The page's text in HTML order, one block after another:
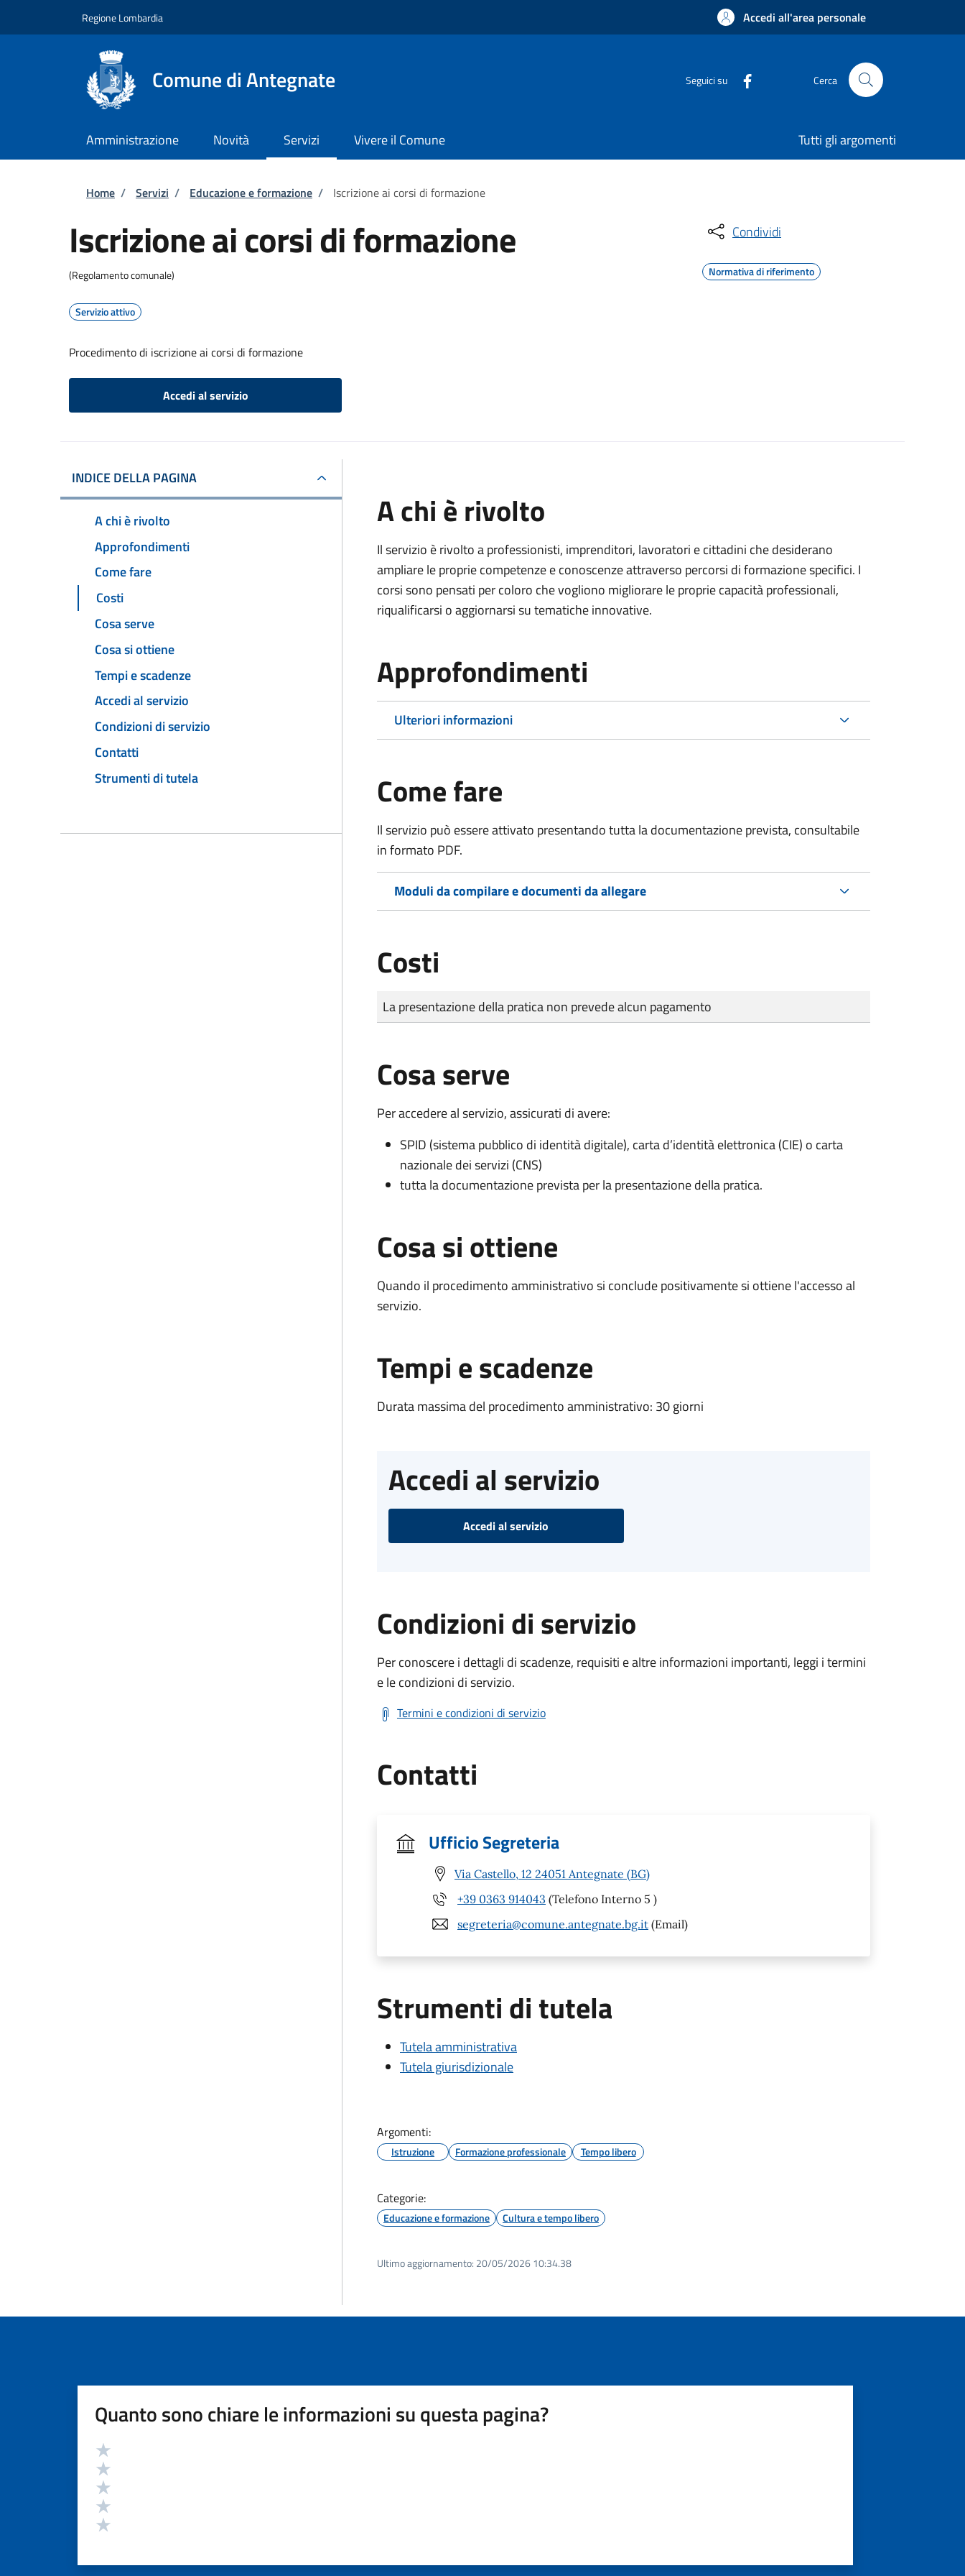
Regione Lombardia Accedi all'area personale
Comune di Antegnate Seguici su Cerca
Amministrazione Novità Servizi Vivere il Comune Tutti gli argomenti
Briciole di pane
Home / Servizi / Educazione e formazione / Iscrizione ai corsi di formazione
Iscrizione ai corsi di formazione
(Regolamento comunale)
Servizio attivo
Procedimento di iscrizione ai corsi di formazione
Accedi al servizio
Condividi
Normativa di riferimento
INDICE DELLA PAGINA
A chi è rivolto
Approfondimenti
Come fare
Costi
Cosa serve
Cosa si ottiene
Tempi e scadenze
Accedi al servizio
Condizioni di servizio
Contatti
Strumenti di tutela
A chi è rivolto
Il servizio è rivolto a professionisti, imprenditori, lavoratori e cittadini che desiderano
ampliare le proprie competenze e conoscenze attraverso percorsi di formazione specifici. I
corsi sono pensati per coloro che vogliono migliorare le proprie capacità professionali,
riqualificarsi o aggiornarsi su tematiche innovative.
Approfondimenti
Ulteriori informazioni
Come fare
Il servizio può essere attivato presentando tutta la documentazione prevista, consultabile
in formato PDF.
Moduli da compilare e documenti da allegare
Costi
Tipo di pagamento
Importo
La presentazione della pratica non prevede alcun pagamento
Cosa serve
Per accedere al servizio, assicurati di avere:
SPID (sistema pubblico di identità digitale), carta d’identità elettronica (CIE) o carta
nazionale dei servizi (CNS)
tutta la documentazione prevista per la presentazione della pratica.
Cosa si ottiene
Quando il procedimento amministrativo si conclude positivamente si ottiene l'accesso al
servizio.
Tempi e scadenze
Durata massima del procedimento amministrativo: 30 giorni
Accedi al servizio
Accedi al servizio
Condizioni di servizio
Per conoscere i dettagli di scadenze, requisiti e altre informazioni importanti, leggi i termini
e le condizioni di servizio.
Termini e condizioni di servizio
Contatti
Ufficio Segreteria
Via Castello, 12 24051 Antegnate (BG)
+39 0363 914043 (Telefono Interno 5 )
segreteria@comune.antegnate.bg.it (Email)
Strumenti di tutela
Tutela amministrativa
Tutela giurisdizionale
Argomenti:
Istruzione Formazione professionale Tempo libero
Categorie:
Educazione e formazione Cultura e tempo libero
Ultimo aggiornamento: 20/05/2026 10:34.38
Quanto sono chiare le informazioni su questa pagina?
Valutazione